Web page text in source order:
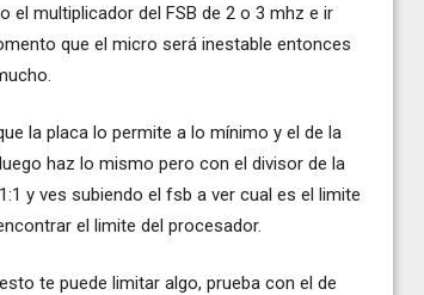
el multiplicador del FSB de 2 o 3 mhz e ir
que el micro será inestable entonces
la placa lo permite a lo mínimo y el de la
haz lo mismo pero con el divisor de la
y ves subiendo el fsb a ver cual es el limite
el limite del procesador.
te puede limitar algo, prueba con el de